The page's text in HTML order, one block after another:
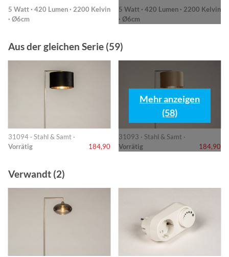
5 Watt · 420 Lumen · 2200 Kelvin
· Ø6cm
5 Watt · 420 Lumen · 2200 Kelvin
· Ø6cm
Aus der gleichen Serie (59)
31094 · Stahl & Samt ·
Vorrätig
184,90
31093 · Stahl & Samt ·
Vorrätig
184,90
Mehr anzeigen
(58)
Verwandt (2)